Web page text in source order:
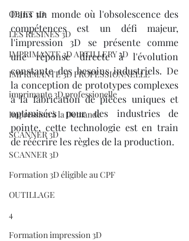
OBJET 3D
LES RESINES 3D
IMPRIMANTE 3D ARTILLERY 3D
IMPRIMANTE 3D PROFESSIONNELLE
imprimante 3D professionelle
Impression à la Demande
SCANNER 3D
SCANNER 3D
Formation 3D éligible au CPF
OUTILLAGE
4
Formation impression 3D
Dans un monde où l'obsolescence des
compétences est un défi majeur,
l'impression 3D se présente comme
une réponse directe à l'évolution
constante des besoins industriels. De
la conception de prototypes complexes
à la fabrication de pièces uniques et
optimisées pour des industries de
pointe, cette technologie est en train
de réécrire les règles de la production.